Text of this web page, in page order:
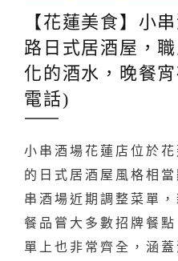
【花蓮美食】小
路日式居酒屋，
化的酒水，晚餐
電話)
小串酒場花蓮店位於
的日式居酒屋風格相
串酒場近期調整菜單
餐品嘗大多數招牌餐
單上也非常齊全，涵